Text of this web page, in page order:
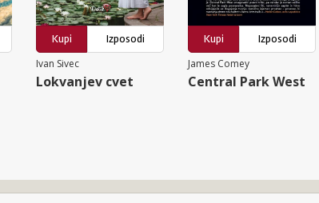
Kupi
Izposodi
Ivan Sivec
Lokvanjev cvet
Kupi
Izposodi
James Comey
Central Park West